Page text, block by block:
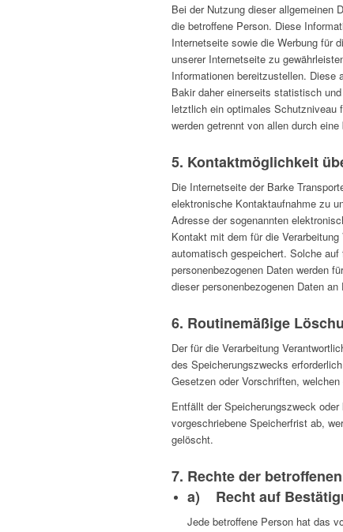
Bei der Nutzung dieser allgemeinen
die betroffene Person. Diese
Internetseite sowie die Werbung für
unserer Internetseite zu
Informationen bereitzustellen. Diese
Bakir daher einerseits statistisch
letztlich ein optimales Schutzniveau
werden getrennt von allen durch
5. Kontaktmöglichkeit
Die Internetseite der Barke
elektronische Kontaktaufnahme zu
Adresse der sogenannten
Kontakt mit dem für die
automatisch gespeichert. Solche
personenbezogenen Daten werden
dieser personenbezogenen Daten an
6. Routinemäßige
Der für die Verarbeitung
des Speicherungszwecks
Gesetzen oder Vorschriften,
Entfällt der Speicherungszweck
vorgeschriebene Speicherfrist ab,
gelöscht.
7. Rechte der
a) Recht auf
Jede betroffene Person hat das